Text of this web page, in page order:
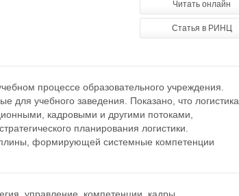
Читать онлайн
Статья в РИНЦ
процессе образовательного учреждения.
для учебного заведения. Показано, что логистика
кадровыми и другими потоками,
планирования логистики.
формирующей системные компетенции